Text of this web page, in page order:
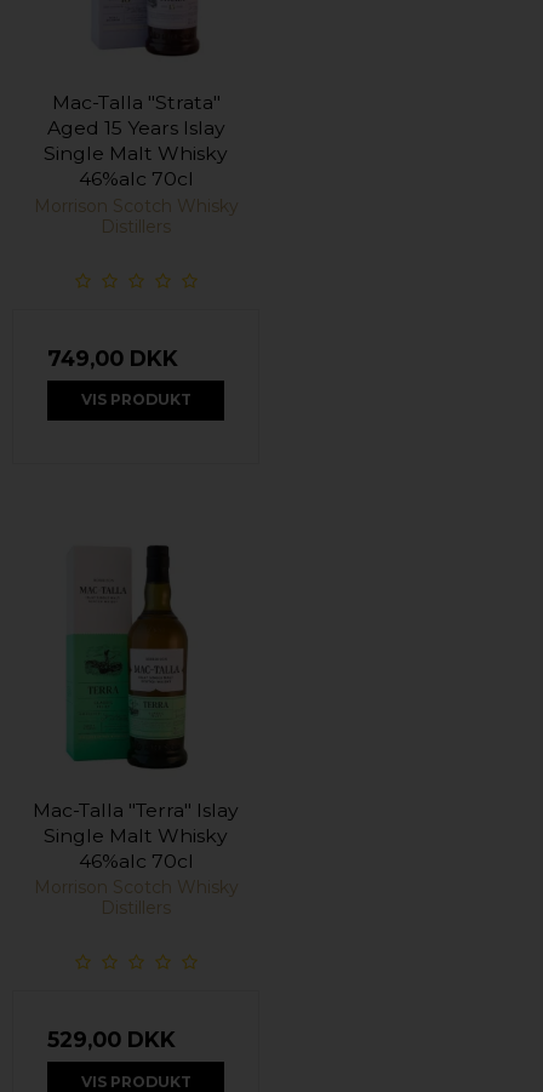
Mac-Talla "Strata"
Aged 15 Years Islay
Single Malt Whisky
46%alc 70cl
Morrison Scotch Whisky
Distillers
749,00 DKK
VIS PRODUKT
Mac-Talla "Terra" Islay
Single Malt Whisky
46%alc 70cl
Morrison Scotch Whisky
Distillers
529,00 DKK
VIS PRODUKT